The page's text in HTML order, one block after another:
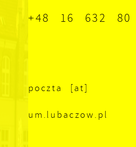
+48 16 632 80
poczta [at]
um.lubaczow.pl